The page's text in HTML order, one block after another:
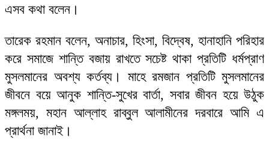
এসব কথা বলেন।
তারেক রহমান বলেন, অনাচার, হিংসা, বিদ্বেষ, হানাহানি পরিহার
করে সমাজে শান্তি বজায় রাখতে সচেষ্ট থাকা প্রতিটি ধর্মপ্রাণ
মুসলমানের অবশ্য কর্তব্য। মাহে রমজান প্রতিটি মুসলমানের
জীবনে বয়ে আনুক শান্তি-সুখের বার্তা, সবার জীবন হয়ে উঠুক
মঙ্গলময়, মহান আল্লাহ রাব্বুল আলামীনের দরবারে আমি এ
প্রার্থনা জানাই।